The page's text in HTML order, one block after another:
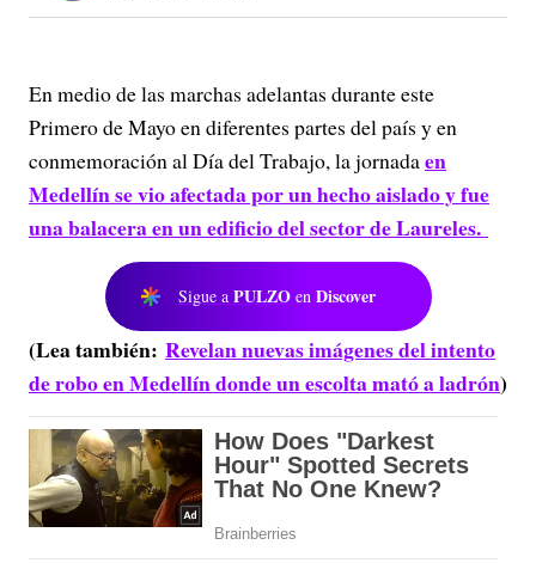
En medio de las marchas adelantas durante este
Primero de Mayo en diferentes partes del país y en
conmemoración al Día del Trabajo, la jornadaen
Medellín se vio afectada por un hecho aislado y fue
una balacera en un edificio del sector de Laureles.
Sigue a PULZO en Discover
(Lea también: Revelan nuevas imágenes del intento
de robo en Medellín donde un escolta mató a ladrón)